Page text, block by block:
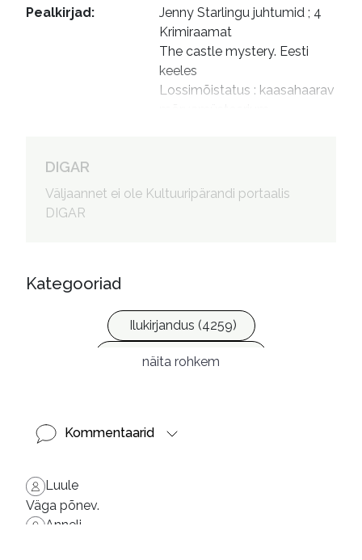
Pealkirjad:
Jenny Starlingu juhtumid ; 4
Krimiraamat
The castle mystery. Eesti
keeles
Lossimõistatus : kaasahaarav
kujundaja
DIGAR
Väljaannet ei ole Kultuuripärandi portaalis
DIGAR
Kategooriad
Ilukirjandus (4259)
Krimi ja põnevik (1287)
näita rohkem
Kommentaarid
Luule
Väga põnev.
Anneli